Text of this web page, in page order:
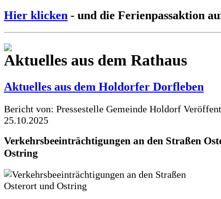
Hier klicken - und die Ferienpassaktion
Aktuelles aus dem Rathaus
Aktuelles aus dem Holdorfer Dorfleben
Bericht von: Pressestelle Gemeinde Holdorf
25.10.2025
Verkehrsbeeinträchtigungen an den Straßen
Ostring